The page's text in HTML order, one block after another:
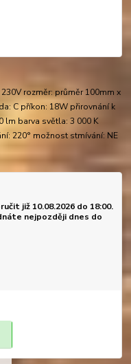
230V rozměr: průměr 100mm x
C příkon: 18W přirovnání k
lm barva světla: 3 000 K
220° možnost stmívání: NE
již 10.08.2026 do 18:00.
nejpozději dnes do